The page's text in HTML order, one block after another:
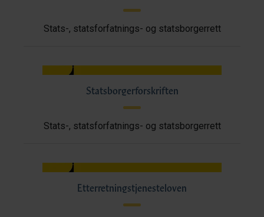
Stats-, statsforfatnings- og statsborgerrett
Statsborgerforskriften
Stats-, statsforfatnings- og statsborgerrett
Etterretningstjenesteloven